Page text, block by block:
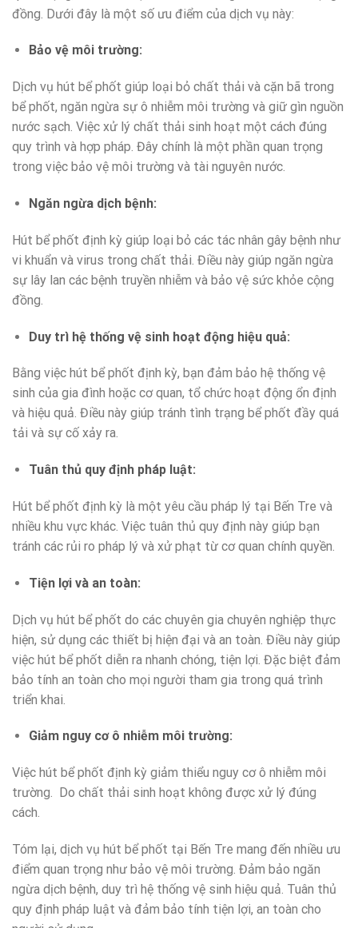
đồng. Dưới đây là một số ưu điểm của dịch vụ này:
Bảo vệ môi trường:
Dịch vụ hút bể phốt giúp loại bỏ chất thải và cặn bã trong
bể phốt, ngăn ngừa sự ô nhiễm môi trường và giữ gìn nguồn
nước sạch. Việc xử lý chất thải sinh hoạt một cách đúng
quy trình và hợp pháp. Đây chính là một phần quan trọng
trong việc bảo vệ môi trường và tài nguyên nước.
Ngăn ngừa dịch bệnh:
Hút bể phốt định kỳ giúp loại bỏ các tác nhân gây bệnh như
vi khuẩn và virus trong chất thải. Điều này giúp ngăn ngừa
sự lây lan các bệnh truyền nhiễm và bảo vệ sức khỏe cộng
đồng.
Duy trì hệ thống vệ sinh hoạt động hiệu quả:
Bằng việc hút bể phốt định kỳ, bạn đảm bảo hệ thống vệ
sinh của gia đình hoặc cơ quan, tổ chức hoạt động ổn định
và hiệu quả. Điều này giúp tránh tình trạng bể phốt đầy quá
tải và sự cố xảy ra.
Tuân thủ quy định pháp luật:
Hút bể phốt định kỳ là một yêu cầu pháp lý tại Bến Tre và
nhiều khu vực khác. Việc tuân thủ quy định này giúp bạn
tránh các rủi ro pháp lý và xử phạt từ cơ quan chính quyền.
Tiện lợi và an toàn:
Dịch vụ hút bể phốt do các chuyên gia chuyên nghiệp thực
hiện, sử dụng các thiết bị hiện đại và an toàn. Điều này giúp
việc hút bể phốt diễn ra nhanh chóng, tiện lợi. Đặc biệt đảm
bảo tính an toàn cho mọi người tham gia trong quá trình
triển khai.
Giảm nguy cơ ô nhiễm môi trường:
Việc hút bể phốt định kỳ giảm thiểu nguy cơ ô nhiễm môi
trường. Do chất thải sinh hoạt không được xử lý đúng
cách.
Tóm lại, dịch vụ hút bể phốt tại Bến Tre mang đến nhiều ưu
điểm quan trọng như bảo vệ môi trường. Đảm bảo ngăn
ngừa dịch bệnh, duy trì hệ thống vệ sinh hiệu quả. Tuân thủ
quy định pháp luật và đảm bảo tính tiện lợi, an toàn cho